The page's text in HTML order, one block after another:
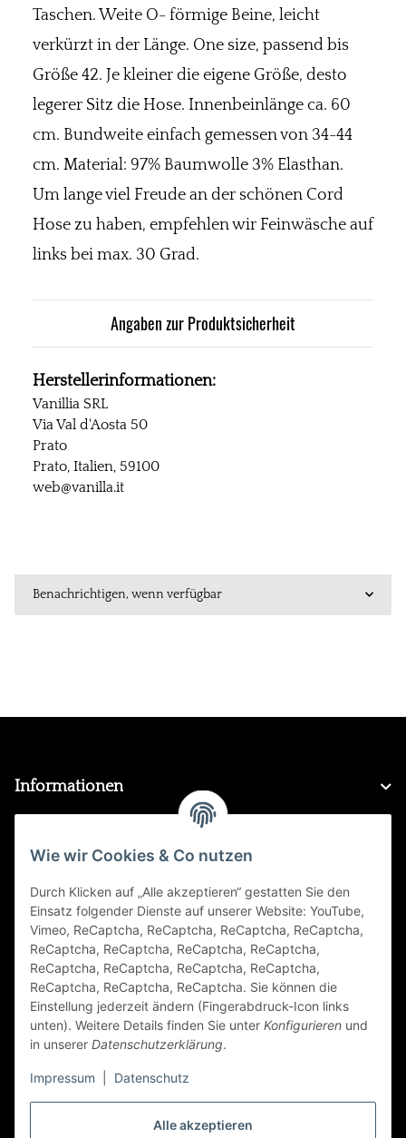
Alle akzeptieren
Wie wir Cookies & Co nutzen
Durch Klicken auf „Alle akzeptieren“ gestatten Sie den
Einsatz folgender Dienste auf unserer Website: YouTube,
Vimeo, ReCaptcha, ReCaptcha, ReCaptcha, ReCaptcha,
ReCaptcha, ReCaptcha, ReCaptcha, ReCaptcha,
ReCaptcha, ReCaptcha, ReCaptcha, ReCaptcha,
ReCaptcha, ReCaptcha, ReCaptcha. Sie können die
Einstellung jederzeit ändern (Fingerabdruck-Icon links
unten). Weitere Details finden Sie unter Konfigurieren und
in unserer Datenschutzerklärung.
Impressum Datenschutz
Taschen. Weite O- förmige Beine, leicht
verkürzt in der Länge. One size, passend bis
Größe 42. Je kleiner die eigene Größe, desto
legerer Sitz die Hose. Innenbeinlänge ca. 60
cm. Bundweite einfach gemessen von 34-44
cm. Material: 97% Baumwolle 3% Elasthan.
Um lange viel Freude an der schönen Cord
Hose zu haben, empfehlen wir Feinwäsche auf
links bei max. 30 Grad.
Angaben zur Produktsicherheit
Herstellerinformationen:
Vanillia SRL
Via Val d'Aosta 50
Prato
Prato, Italien, 59100
web@vanilla.it
Benachrichtigen, wenn verfügbar
Informationen
FAQ
Zahlungsarten
Folge Uns